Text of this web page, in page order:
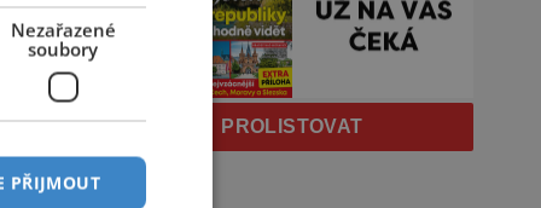
PROLISTOVAT
Nezařazené
soubory
PŘIJMOUT